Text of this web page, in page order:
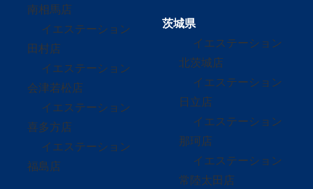
南相馬店
イエステーション
田村店
イエステーション
会津若松店
イエステーション
喜多方店
イエステーション
福島店
茨城県
イエステーション
北茨城店
イエステーション
日立店
イエステーション
那珂店
イエステーション
常陸太田店